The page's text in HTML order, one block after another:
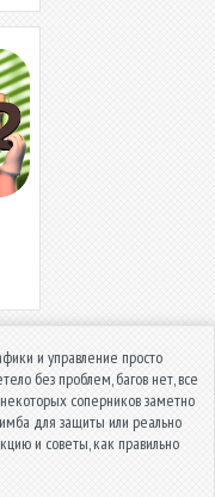
и управление просто
без проблем, багов нет, все
соперников заметно
для защиты или реально
и советы, как правильно